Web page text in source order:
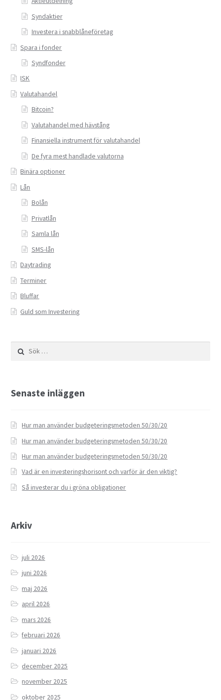
Syndaktier
Investera i snabblåneföretag
Spara i fonder
Syndfonder
ISK
Valutahandel
Bitcoin?
Valutahandel med hävstång
Finansiella instrument för valutahandel
De fyra mest handlade valutorna
Binära optioner
Lån
Bolån
Privatlån
Samla lån
SMS-lån
Daytrading
Terminer
Bluffar
Guld som Investering
efter:
Senaste inläggen
Hur man använder budgeteringsmetoden 50/30/20
Hur man använder budgeteringsmetoden 50/30/20
Hur man använder budgeteringsmetoden 50/30/20
Vad är en investeringshorisont och varför är den viktig?
Så investerar du i gröna obligationer
Arkiv
juli 2026
juni 2026
maj 2026
april 2026
mars 2026
februari 2026
januari 2026
december 2025
november 2025
oktober 2025